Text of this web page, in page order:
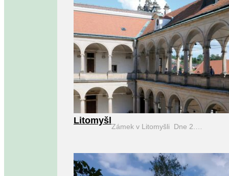
Litomyšl
Zámek v Litomyšli Dne 2.…